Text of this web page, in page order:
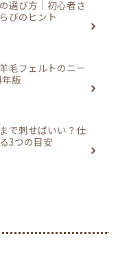
選び方｜初心者さ
びのヒント
毛フェルトのニー
版
で刺せばいい？仕
3つの目安